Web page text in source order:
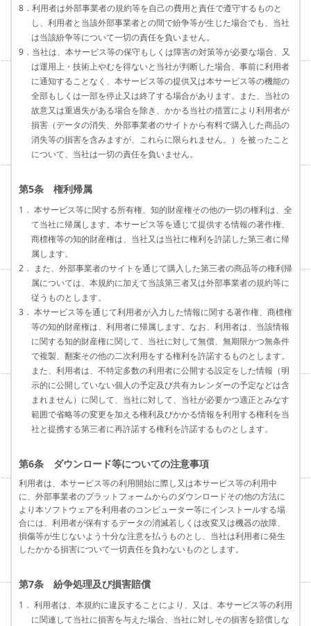
8．利用者は外部事業者の規約等を自己の費用と責任で遵守するものと
し、利用者と当該外部事業者との間で紛争等が生じた場合でも、当社
は当該紛争等について一切の責任を負いません。
9．当社は、本サービス等の保守もしくは障害の対策等が必要な場合、又
は運用上・技術上やむを得ないと当社が判断した場合、事前に利用者
に通知することなく、本サービス等の提供又は本サービス等の機能の
全部もしくは一部を停止又は終了する場合があります。また、当社の
故意又は重過失がある場合を除き、かかる当社の措置により利用者が
損害（データの消失、外部事業者のサイトから有料で購入した商品の
消失等の損害を含みますが、これらに限られません。）を被ったこと
について、当社は一切の責任を負いません。
第5条 権利帰属
1． 本サービス等に関する所有権、知的財産権その他の一切の権利は、全
て当社に帰属します。本サービス等を通じて提供する情報の著作権、
商標権等の知的財産権は、当社又は当社に権利を許諾した第三者に帰
属します。
2． また、外部事業者のサイトを通じて購入した第三者の商品等の権利帰
属については、本規約に加えて当該第三者又は外部事業者の規約等に
従うものとします。
3． 本サービス等を通じて利用者が入力した情報に関する著作権、商標権
等の知的財産権は、利用者に帰属します。なお、利用者は、当該情報
に関する知的財産権に関して、当社に対して無償、無期限かつ無条件
で複製、翻案その他の二次利用をする権利を許諾するものとします。
また、利用者は、不特定多数の利用者に公開する設定をした情報（明
示的に公開していない個人の予定及び共有カレンダーの予定などは含
まれません）に関して、当社に対して、当社が必要かつ適正とみなす
範囲で省略等の変更を加える権利及びかかる情報を利用する権利を当
社と提携する第三者に再許諾する権利を許諾するものとします。
第6条 ダウンロード等についての注意事項
利用者は、本サービス等の利用開始に際し又は本サービス等の利用中
に、外部事業者のプラットフォームからのダウンロードその他の方法に
より本ソフトウェアを利用者のコンピューター等にインストールする場
合には、利用者が保有するデータの消滅若しくは改変又は機器の故障、
損傷等が生じないよう十分な注意を払うものとし、当社は利用者に発生
したかかる損害について一切責任を負わないものとします。
第7条 紛争処理及び損害賠償
1． 利用者は、本規約に違反することにより、又は、本サービス等の利用
に関連して当社に損害を与えた場合、当社に対しその損害を賠償しな